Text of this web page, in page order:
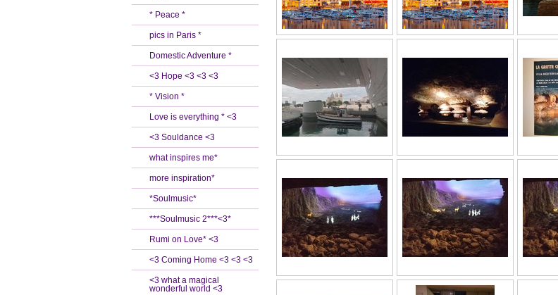
* Peace *
pics in Paris *
Domestic Adventure *
<3 Hope <3 <3 <3
* Vision *
Love is everything * <3
<3 Souldance <3
what inspires me*
more inspiration*
*Soulmusic*
***Soulmusic 2***<3*
Rumi on Love* <3
<3 Coming Home <3 <3 <3
<3 what a magical
wonderful world <3